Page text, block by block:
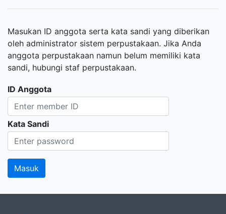
Masukan ID anggota serta kata sandi yang diberikan
oleh administrator sistem perpustakaan. Jika Anda
anggota perpustakaan namun belum memiliki kata
sandi, hubungi staf perpustakaan.
ID Anggota
Kata Sandi